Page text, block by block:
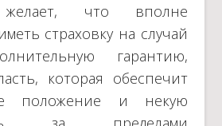
что вполне
страховку на случай
гарантию,
которая обеспечит
положение и некую